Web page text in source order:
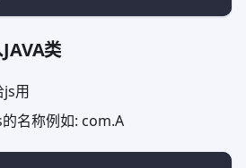
类
js用
名称例如: com.A